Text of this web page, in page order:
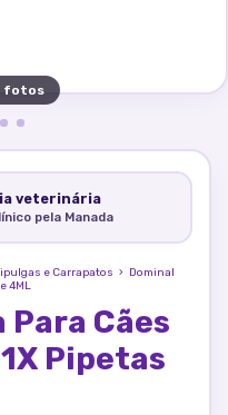
fotos
veterinária
pela Manada
e Carrapatos › Dominal
4ML
Cães
Pipetas